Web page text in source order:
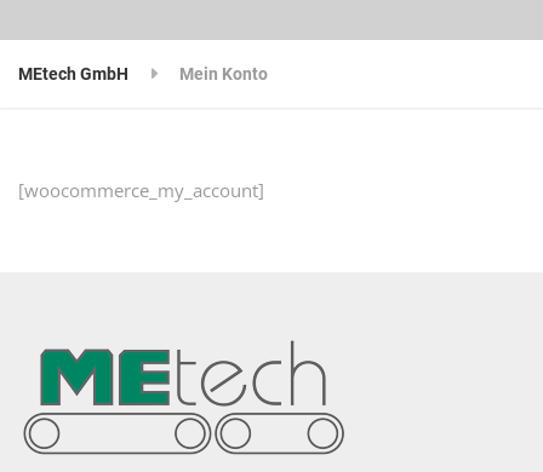
MEtech GmbH Mein Konto
[woocommerce_my_account]